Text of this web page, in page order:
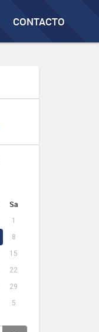
CONTACTO
Sa
1
8
15
22
29
5